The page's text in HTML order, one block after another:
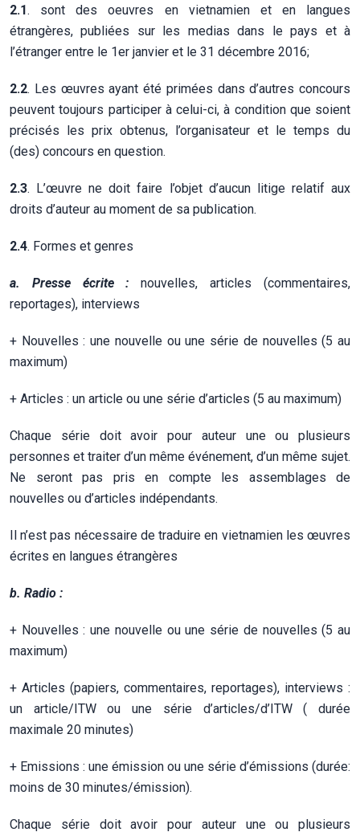
2.1. sont des oeuvres en vietnamien et en langues
étrangères, publiées sur les medias dans le pays et à
l’étranger entre le 1er janvier et le 31 décembre 2016;
2.2. Les œuvres ayant été primées dans d’autres concours
peuvent toujours participer à celui-ci, à condition que soient
précisés les prix obtenus, l’organisateur et le temps du
(des) concours en question.
2.3. L’œuvre ne doit faire l’objet d’aucun litige relatif aux
droits d’auteur au moment de sa publication.
2.4. Formes et genres
a. Presse écrite : nouvelles, articles (commentaires,
reportages), interviews
+ Nouvelles : une nouvelle ou une série de nouvelles (5 au
maximum)
+ Articles : un article ou une série d’articles (5 au maximum)
Chaque série doit avoir pour auteur une ou plusieurs
personnes et traiter d’un même événement, d’un même sujet.
Ne seront pas pris en compte les assemblages de
nouvelles ou d’articles indépendants.
Il n’est pas nécessaire de traduire en vietnamien les œuvres
écrites en langues étrangères
b. Radio :
+ Nouvelles : une nouvelle ou une série de nouvelles (5 au
maximum)
+ Articles (papiers, commentaires, reportages), interviews :
un article/ITW ou une série d’articles/d’ITW ( durée
maximale 20 minutes)
+ Emissions : une émission ou une série d’émissions (durée:
moins de 30 minutes/émission).
Chaque série doit avoir pour auteur une ou plusieurs